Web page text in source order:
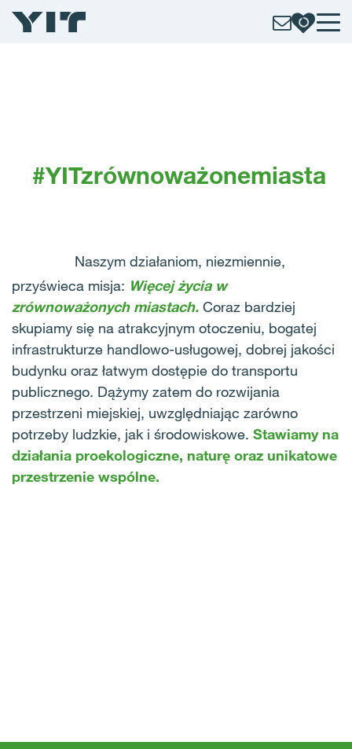
#YITzrównoważonemiasta
Naszym działaniom, niezmiennie,
przyświeca misja: Więcej życia w
zrównoważonych miastach. Coraz bardziej
skupiamy się na atrakcyjnym otoczeniu, bogatej
infrastrukturze handlowo-usługowej, dobrej jakości
budynku oraz łatwym dostępie do transportu
publicznego. Dążymy zatem do rozwijania
przestrzeni miejskiej, uwzględniając zarówno
potrzeby ludzkie, jak i środowiskowe. Stawiamy na
działania proekologiczne, naturę oraz unikatowe
przestrzenie wspólne.